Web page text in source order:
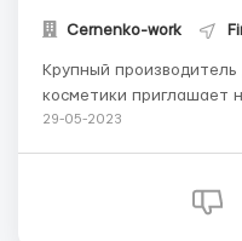
Cernenko-work
Крупный
косметики приглашает
пары до 55 лет для
Сбор заказов 3.
29-05-2023